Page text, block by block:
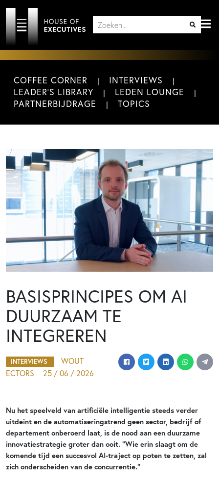
COFFEE CORNER
INTERVIEWS
LEADER'S LIBRARY
LEDEN LOUNGE
PARTNERBIJDRAGE
TOPICS
BASISPRINCIPES OM AI
DUURZAAM TE
INTEGREREN
INTERVIEWS
WOUT
ECTORS
25 / 06 / 2026
Nu het speelveld van artificiële intelligentie steeds verder
uitdeint en de automatiseringstrend geen sector, bedrijf of
departement onberoerd laat, is de nood aan een duurzame
innovatiestrategie groter dan ooit. “Wie erin slaagt om de
komende tijd een succesvol AI-traject op poten te zetten, zal
zich onderscheiden van de concurrentie.”